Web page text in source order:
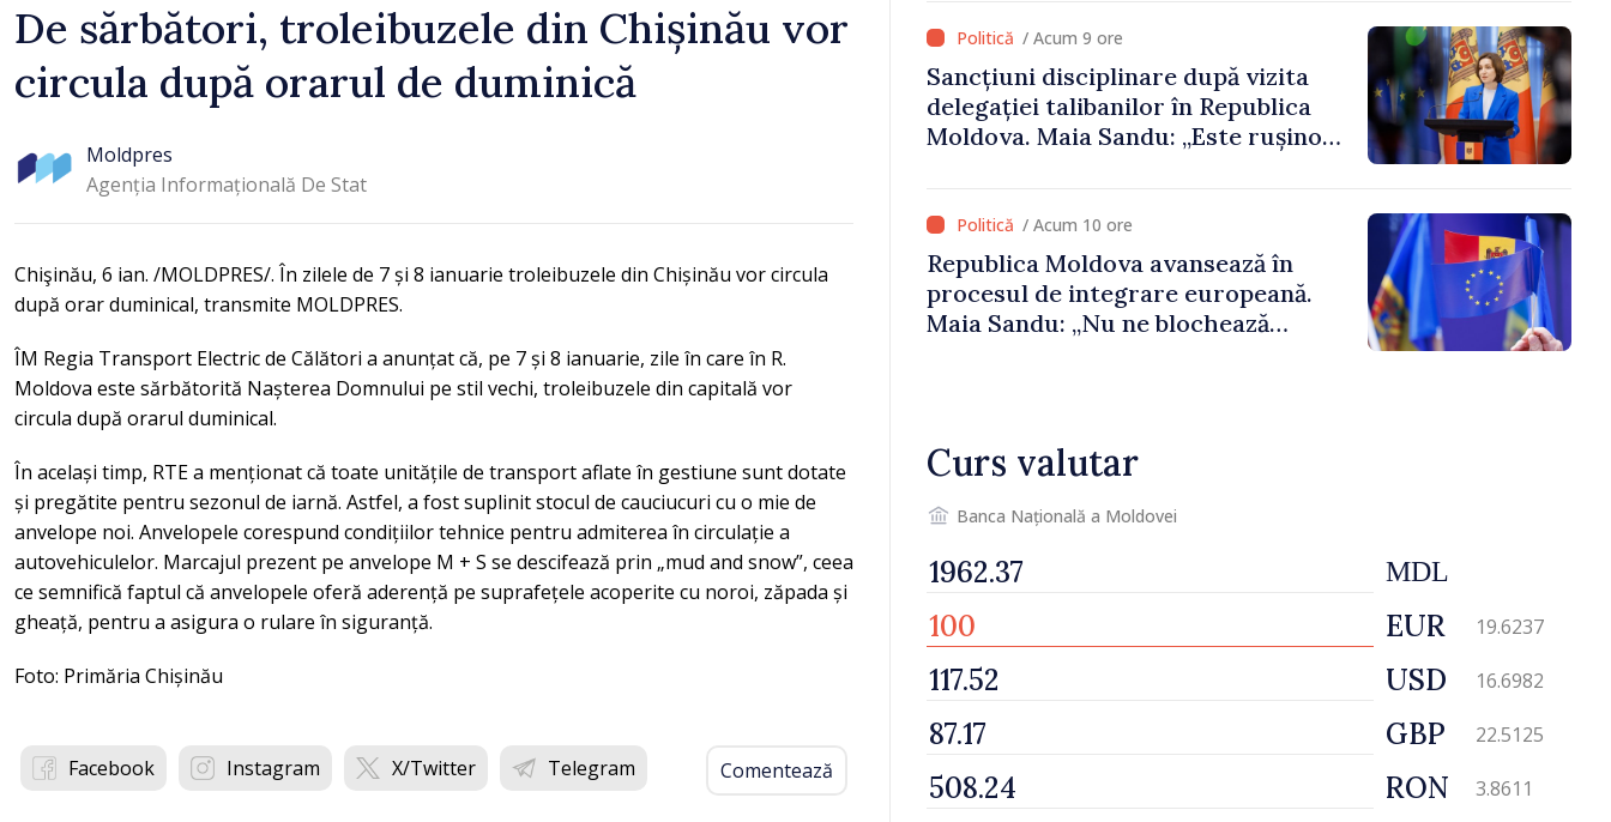
De sărbători, troleibuzele din Chișinău vor
circula după orarul de duminică
Moldpres
Agenția Informațională De Stat
Chişinău, 6 ian. /MOLDPRES/. În zilele de 7 și 8 ianuarie troleibuzele din Chișinău vor circula
după orar duminical, transmite MOLDPRES.
ÎM Regia Transport Electric de Călători a anunțat că, pe 7 și 8 ianuarie, zile în care în R.
Moldova este sărbătorită Nașterea Domnului pe stil vechi, troleibuzele din capitală vor
circula după orarul duminical.
În același timp, RTE a menționat că toate unitățile de transport aflate în gestiune sunt dotate
și pregătite pentru sezonul de iarnă. Astfel, a fost suplinit stocul de cauciucuri cu o mie de
anvelope noi. Anvelopele corespund condițiilor tehnice pentru admiterea în circulație a
autovehiculelor. Marcajul prezent pe anvelope M + S se descifează prin „mud and snow”, ceea
ce semnifică faptul că anvelopele oferă aderență pe suprafețele acoperite cu noroi, zăpada și
gheață, pentru a asigura o rulare în siguranță.
Foto: Primăria Chișinău
Facebook Instagram X/Twitter Telegram Comentează
/ Acum 9 ore
Sancțiuni disciplinare după vizita
delegației talibanilor în Republica
Moldova. Maia Sandu: „Este rușinos
/ Acum 10 ore
Republica Moldova avansează în
procesul de integrare europeană.
Maia Sandu: „Nu ne blochează
Curs valutar
Banca Națională a Moldovei
MDL
EUR 19.6237
USD 16.6982
GBP 22.5125
RON 3.8611